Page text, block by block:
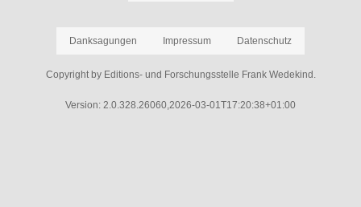
Danksagungen Impressum Datenschutz
Copyright by Editions- und Forschungsstelle Frank Wedekind.
Version: 2.0.328.26060,2026-03-01T17:20:38+01:00